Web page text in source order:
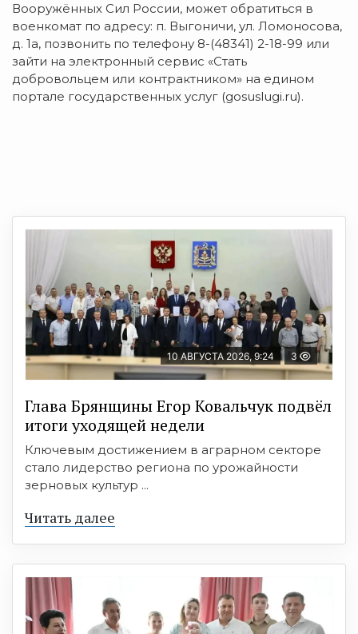
Вооружённых Сил России, может обратиться в
военкомат по адресу: п. Выгоничи, ул. Ломоносова,
д. 1а, позвонить по телефону 8-(48341) 2-18-99 или
зайти на электронный сервис «Стать
добровольцем или контрактником» на едином
портале государственных услуг (gosuslugi.ru).
10 АВГУСТА 2026, 9:24 3
Глава Брянщины Егор Ковальчук подвёл
итоги уходящей недели
Ключевым достижением в аграрном секторе
стало лидерство региона по урожайности
зерновых культур ...
Читать далее